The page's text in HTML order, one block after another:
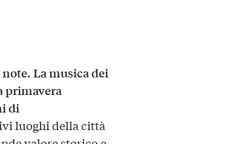
La musica dei
primavera
di
luoghi della città